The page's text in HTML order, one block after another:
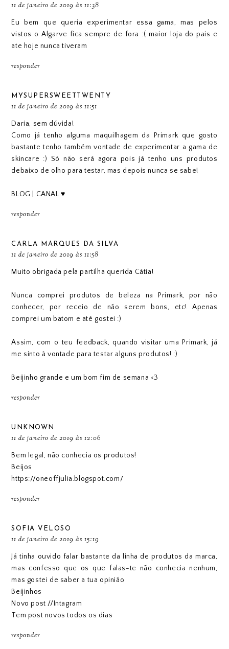
11 de janeiro de 2019 às 11:38
Eu bem que queria experimentar essa gama, mas pelos
vistos o Algarve fica sempre de fora :( maior loja do pais e
ate hoje nunca tiveram
responder
MYSUPERSWEETTWENTY
11 de janeiro de 2019 às 11:51
Daria, sem dúvida!
Como já tenho alguma maquilhagem da Primark que gosto
bastante tenho também vontade de experimentar a gama de
skincare :) Só não será agora pois já tenho uns produtos
debaixo de olho para testar, mas depois nunca se sabe!
BLOG CANAL♥
responder
CARLA MARQUES DA SILVA
11 de janeiro de 2019 às 11:58
Muito obrigada pela partilha querida Cátia!
Nunca comprei produtos de beleza na Primark, por não
conhecer, por receio de não serem bons, etc! Apenas
comprei um batom e até gostei :)
Assim, com o teu feedback, quando visitar uma Primark, já
me sinto à vontade para testar alguns produtos! :)
Beijinho grande e um bom fim de semana <3
responder
UNKNOWN
11 de janeiro de 2019 às 12:06
Bem legal, não conhecia os produtos!
Beijos
https://oneoffjulia.blogspot.com/
responder
SOFIA VELOSO
11 de janeiro de 2019 às 15:19
Já tinha ouvido falar bastante da linha de produtos da marca,
mas confesso que os que falas-te não conhecia nenhum,
mas gostei de saber a tua opinião
Beijinhos
Novo post //Intagram
Tem post novos todos os dias
responder